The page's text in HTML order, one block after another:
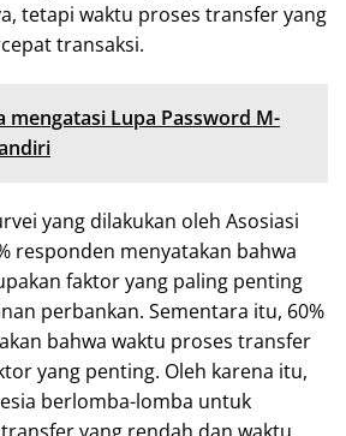
tetapi waktu proses transfer yang
transaksi.
mengatasi Lupa Password M-
yang dilakukan oleh Asosiasi
responden menyatakan bahwa
faktor yang paling penting
perbankan. Sementara itu, 60%
bahwa waktu proses transfer
yang penting. Oleh karena itu,
berlomba-lomba untuk